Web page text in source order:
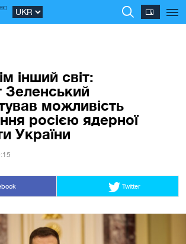
інший світ:
Зеленський
можливість
росією ядерної
України
Twitter